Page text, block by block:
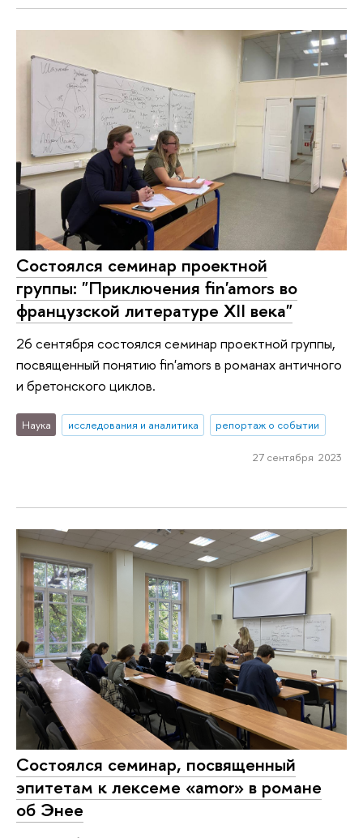
Состоялся семинар проектной
группы: "Приключения fin'amors во
французской литературе XII века"
26 сентября состоялся семинар проектной группы,
посвященный понятию fin'amors в романах античного
и бретонского циклов.
Наука исследования и аналитика репортаж о событии
27 сентября 2023
Состоялся семинар, посвященный
эпитетам к лексеме «amor» в романе
об Энее